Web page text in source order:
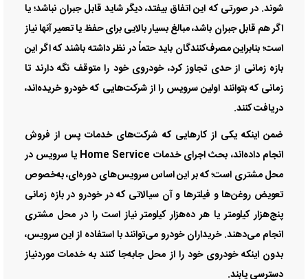
شوند. در صورتی که این اتفاق بیفتد، دیگر شاید قابل جبران نباشد؛ یا
اگر هم قابل جبران باشد، مبالغ بسیار بالایی برای حفظ یا تعمیر آنها نیاز
است؛ بنابراین مصرف‌کنندگان باید حتماً در نظر داشته باشند که اگر این
بازه زمانی از حدی تجاوز کرد، خودروی خود را متوقف نگه دارند تا
زمانی که بتوانند اولین سرویس را از شرکت‌هایی که خودرو خریده‌اند،
دریافت کنند.
ضمن اینکه یکی از کار‌هایی که شرکت‌های خدمات پس از فروش
انجام داده‌اند، بحث اجرای خدمات Home Service یا سرویس در
محل مشتری است؛ که بر این اساس سرویس‌های دوره‌ای، به‌خصوص
تعویض روغن‌ها و فیلتر‌ها و آن سیالاتی که در خودرو در بازه زمانی
پنج‌هزار کیلومتر یا هر ده‌هزار کیلومتر نیاز است را در محل مشتری
انجام می‌دهند. خریداران خودرو می‌توانند با استفاده از این سرویس،
بدون اینکه خودروی خود را از محل جابه‌جا کنند به خدمات موردنیاز
دسترسی یابند.